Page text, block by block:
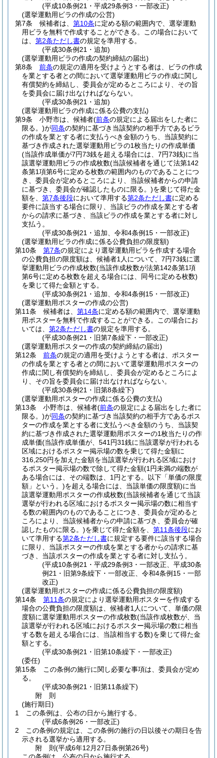
(平成10条例21・平成29条例3・一部改正)
(選挙運動用ビラの作成の公営)
第7条
候補者は、 第10条に定める額の範囲内で、選挙運動
用ビラを無料で作成することができる。
この場合において
は、 第2条ただし書の規定を準用する。
(平成30条例21・追加)
(選挙運動用ビラの作成の契約締結の届出)
第8条
前条の規定の適用を受けようとする者は、ビラの作成
を業とする者との間において選挙運動用ビラの作成に関し
有償契約を締結し、委員会が定めるところにより、その旨
を委員会に届け出なければならない。
(平成30条例21・追加)
(選挙運動用ビラの作成に係る公費の支払)
第9条
小野市は、候補者(前条の規定による届出をした者に
限る。)が同条の契約に基づき当該契約の相手方であるビラ
の作成を業とする者に支払うべき金額のうち、当該契約に
基づき作成された選挙運動用ビラの1枚当たりの作成単価
(当該作成単価が7円73銭を超える場合には、7円73銭)に当
該選挙運動用ビラの作成枚数(当該候補者を通じて法第142
条第1項第6号に定める枚数の範囲内のものであることにつ
き、委員会が定めるところにより、当該候補者からの申請
に基づき、委員会が確認したものに限る。)を乗じて得た金
額を、 第7条後段において準用する第2条ただし書に定める
要件に該当する場合に限り、当該ビラの作成を業とする者
からの請求に基づき、当該ビラの作成を業とする者に対し
支払う。
(平成30条例21・追加、令和4条例15・一部改正)
(選挙運動用ビラの作成に係る公費負担の限度額)
第10条
第7条の規定により選挙運動用ビラを作成する場合
の公費負担の限度額は、候補者1人について、7円73銭に選
挙運動用ビラの作成枚数(当該作成枚数が法第142条第1項
第6号に定める枚数を超える場合には、同号に定める枚数)
を乗じて得た金額とする。
(平成30条例21・追加、令和4条例15・一部改正)
(選挙運動用ポスターの作成の公営)
第11条
候補者は、 第14条に定める額の範囲内で、選挙運動
用ポスターを無料で作成することができる。
この場合にお
いては、 第2条ただし書の規定を準用する。
(平成30条例21・旧第7条繰下・一部改正)
(選挙運動用ポスターの作成の契約締結の届出)
第12条
前条の規定の適用を受けようとする者は、ポスター
の作成を業とする者との間において選挙運動用ポスターの
作成に関し有償契約を締結し、委員会が定めるところによ
り、その旨を委員会に届け出なければならない。
(平成30条例21・旧第8条繰下)
(選挙運動用ポスターの作成に係る公費の支払)
第13条
小野市は、候補者(前条の規定による届出をした者に
限る。)が同条の契約に基づき当該契約の相手方であるポス
ターの作成を業とする者に支払うべき金額のうち、当該契
約に基づき作成された選挙運動用ポスターの1枚当たりの作
成単価(当該作成単価が、541円31銭に当該選挙が行われる
区域におけるポスター掲示場の数を乗じて得た金額に
316,250円を加えた金額を当該選挙が行われる区域におけ
るポスター掲示場の数で除して得た金額(1円未満の端数が
ある場合には、その端数は、1円とする。以下「単価の限度
額」という。)を超える場合には、当該単価の限度額)に当
該選挙運動用ポスターの作成枚数(当該候補者を通じて当該
選挙が行われる区域におけるポスター掲示場の数に相当す
る数の範囲内のものであることにつき、委員会が定めると
ころにより、当該候補者からの申請に基づき、委員会が確
認したものに限る。)を乗じて得た金額を、 第11条後段にお
いて準用する第2条ただし書に規定する要件に該当する場合
に限り、当該ポスターの作成を業とする者からの請求に基
づき、当該ポスターの作成を業とする者に対し支払う。
(平成10条例21・平成29条例3・一部改正、平成30条
例21・旧第9条繰下・一部改正、令和4条例15・一部
改正)
(選挙運動用ポスターの作成に係る公費負担の限度額)
第14条
第11条の規定により選挙運動用ポスターを作成する
場合の公費負担の限度額は、候補者1人について、単価の限
度額に選挙運動用ポスターの作成枚数(当該作成枚数が、当
該選挙が行われる区域におけるポスター掲示場の数に相当
する数を超える場合には、当該相当する数)を乗じて得た金
額とする。
(平成30条例21・旧第10条繰下・一部改正)
(委任)
第15条
この条例の施行に関し必要な事項は、委員会が定め
る。
(平成30条例21・旧第11条繰下)
附 則
(施行期日)
1
この条例は、公布の日から施行する。
(平成6条例26・一部改正)
2
この条例の規定は、この条例の施行の日以後その期日を告
示される選挙から適用する。
附 則(平成6年12月27日条例第26号)